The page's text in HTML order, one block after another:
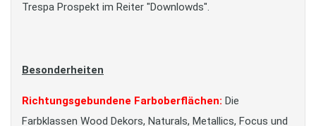
Trespa Prospekt im Reiter "Downlowds".
Besonderheiten
Richtungsgebundene Farboberflächen: Die
Farbklassen Wood Dekors, Naturals, Metallics, Focus und